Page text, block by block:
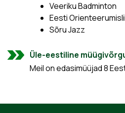
Veeriku Badminton
Eesti
Sõru Jazz
Üle-eestiline
Meil on edasimüüjad 8